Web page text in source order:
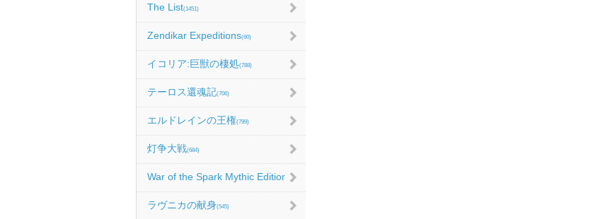
The List(1451)
Zendikar Expeditions(60)
イコリア:巨獣の棲処(788)
テーロス還魂記(706)
エルドレインの王権(799)
灯争大戦(684)
War of the Spark Mythic Edition (9)
ラヴニカの献身(545)